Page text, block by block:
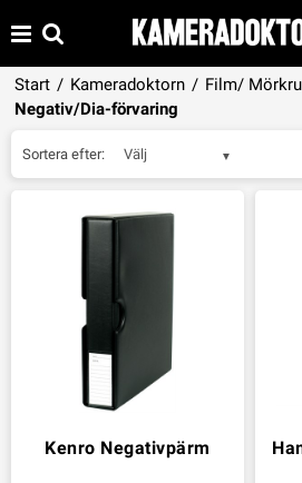
Start / Kameradoktorn / Film/
Negativ/Dia-förvaring
Sortera efter: Välj
Kenro Negativpärm